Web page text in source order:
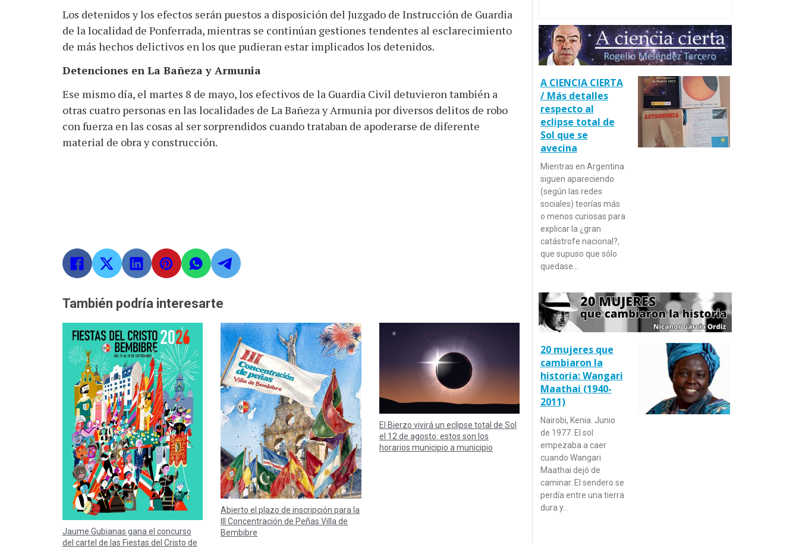
Los detenidos y los efectos serán puestos a disposición del Juzgado de Instrucción de Guardia
de la localidad de Ponferrada, mientras se continúan gestiones tendentes al esclarecimiento
de más hechos delictivos en los que pudieran estar implicados los detenidos.
Detenciones en La Bañeza y Armunia
Ese mismo día, el martes 8 de mayo, los efectivos de la Guardia Civil detuvieron también a
otras cuatro personas en las localidades de La Bañeza y Armunia por diversos delitos de robo
con fuerza en las cosas al ser sorprendidos cuando trataban de apoderarse de diferente
material de obra y construcción.
También podría interesarte
Jaume Gubianas gana el concurso
del cartel de las Fiestas del Cristo de
Abierto el plazo de inscripción para la
III Concentración de Peñas Villa de
Bembibre
El Bierzo vivirá un eclipse total de Sol
el 12 de agosto: estos son los
horarios municipio a municipio
A CIENCIA CIERTA
/ Más detalles
respecto al
eclipse total de
Sol que se
avecina
Mientras en Argentina
siguen apareciendo
(según las redes
sociales) teorías más
o menos curiosas para
explicar la ¿gran
catástrofe nacional?,
que supuso que sólo
quedase…
20 mujeres que
cambiaron la
historia: Wangari
Maathai (1940-
2011)
Nairobi, Kenia. Junio
de 1977. El sol
empezaba a caer
cuando Wangari
Maathai dejó de
caminar. El sendero se
perdía entre una tierra
dura y…